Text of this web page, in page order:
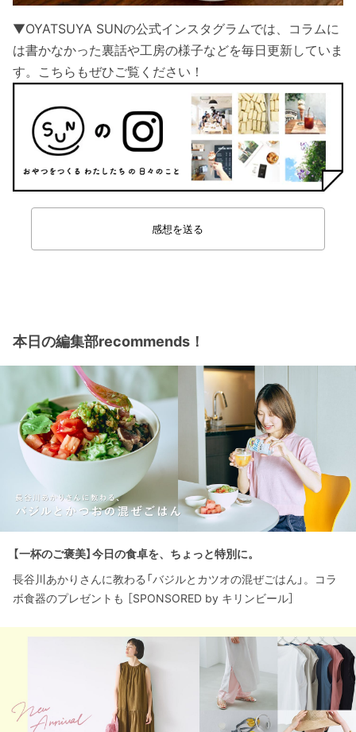
▼OYATSUYA SUNの公式インスタグラムでは、コラムに
は書かなかった裏話や工房の様子などを毎日更新していま
す。こちらもぜひご覧ください！
感想を送る
本日の編集部recommends！
【一杯のご褒美】今日の食卓を、ちょっと特別に。
長谷川あかりさんに教わる「バジルとカツオの混ぜごはん」。コラ
ボ食器のプレゼントも ［SPONSORED by キリンビール］